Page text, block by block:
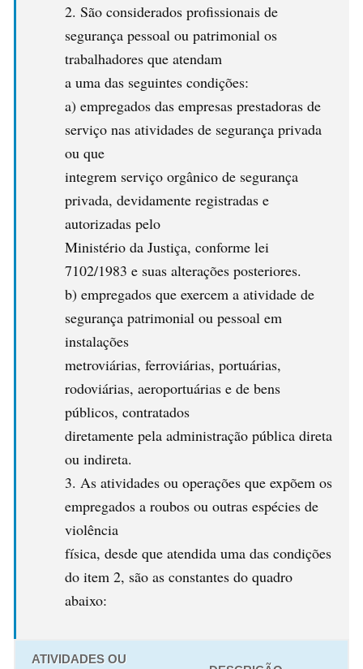
São considerados profissionais de
segurança pessoal ou patrimonial os
trabalhadores que atendam
a uma das seguintes condições:
a) empregados das empresas prestadoras de
serviço nas atividades de segurança privada
ou que
integrem serviço orgânico de segurança
privada, devidamente registradas e
autorizadas pelo
Ministério da Justiça, conforme lei
7102/1983 e suas alterações posteriores.
b) empregados que exercem a atividade de
segurança patrimonial ou pessoal em
instalações
metroviárias, ferroviárias, portuárias,
rodoviárias, aeroportuárias e de bens
públicos, contratados
diretamente pela administração pública direta
ou indireta.
As atividades ou operações que expõem os
empregados a roubos ou outras espécies de
violência
física, desde que atendida uma das condições
do item 2, são as constantes do quadro
abaixo:
ATIVIDADES OU